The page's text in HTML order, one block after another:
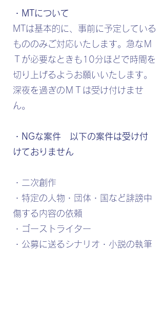
・MTについて
MTは基本的に、事前に予定している
もののみご対応いたします。急なＭ
Ｔが必要なときも10分ほどで時間を
切り上げるようお願いいたします。
深夜を過ぎのＭＴは受け付けませ
ん。
・NGな案件 以下の案件は受け付
けておりません
・二次創作
・特定の人物・団体・国など誹謗中
傷する内容の依頼
・ゴーストライター
・公募に送るシナリオ・小説の執筆